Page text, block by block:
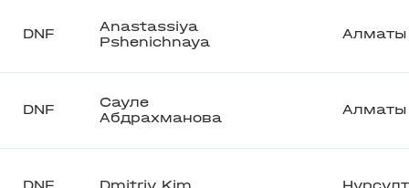
DNF
Anastassiya
Pshenichnaya
Алматы
DNF
Сауле
Абдрахманова
Алматы